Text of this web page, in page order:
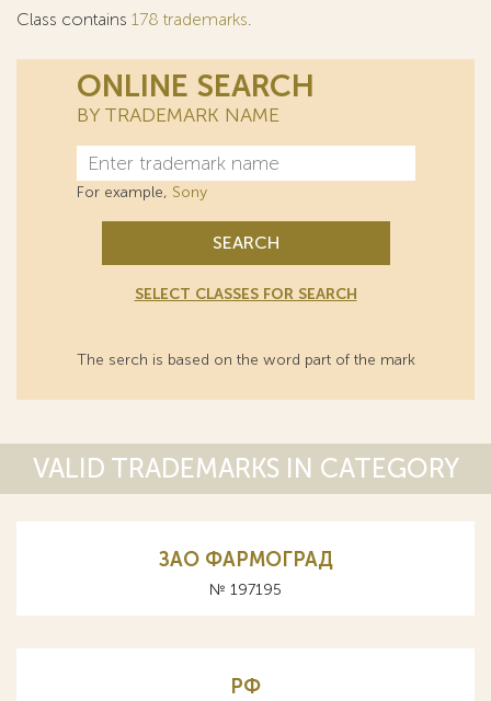
Class contains 178 trademarks.
ONLINE SEARCH
BY TRADEMARK NAME
For example, Sony
SEARCH
SELECT CLASSES FOR SEARCH
The serch is based on the word part of the mark
VALID TRADEMARKS IN CATEGORY
ЗАО ФАРМОГРАД
№ 197195
РФ